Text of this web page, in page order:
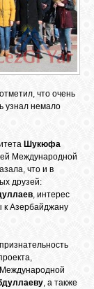
отметил, что очень
узнал немало
Шукюфа
Международной
что и в
друзей:
, интерес
к Азербайджану
Международной
, а также